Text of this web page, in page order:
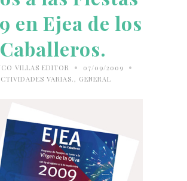
en Ejea de los
Caballeros.
VILLAS EDITOR • 07/09/2009 •
VARIAS., GENERAL